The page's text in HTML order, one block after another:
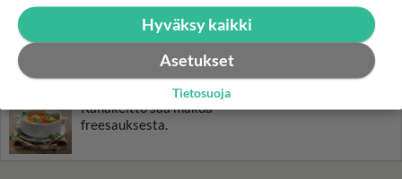
Kinkku-pastasalaatti on freesi
lisä seisovassa pöydässä.
Kanakeitto saa makua
freesauksesta.
Hyväksy kaikki
Asetukset
Tietosuoja